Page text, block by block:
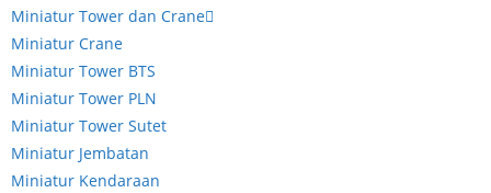
Miniatur Tower dan Crane
Miniatur Crane
Miniatur Tower BTS
Miniatur Tower PLN
Miniatur Tower Sutet
Miniatur Jembatan
Miniatur Kendaraan